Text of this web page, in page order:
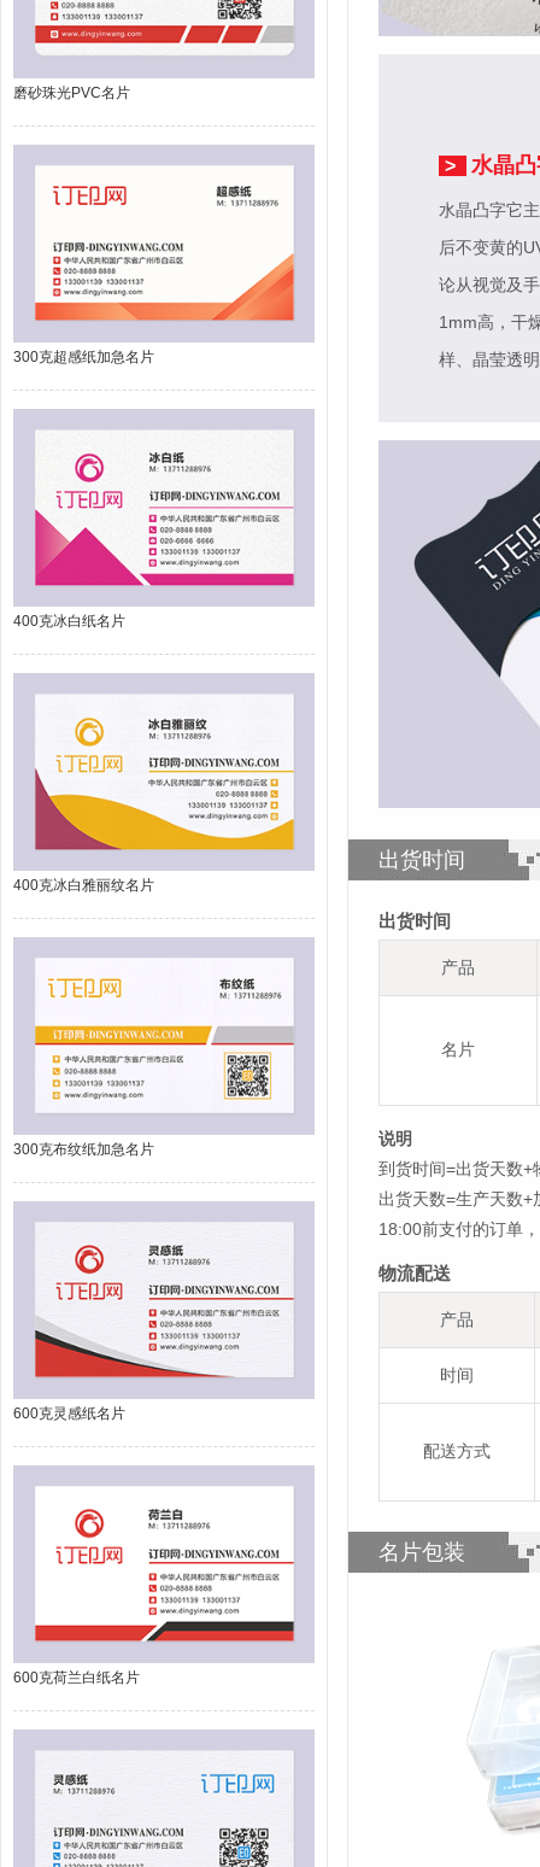
磨砂珠光PVC名片
300克超感纸加急名片
400克冰白纸名片
400克冰白雅丽纹名片
300克布纹纸加急名片
600克灵感纸名片
600克荷兰白纸名片
> 水晶
水晶凸字它
后不变黄的
论从视觉及
1mm高，干
样、晶莹透
出货时间
出货时间
产品
名片
说明
到货时间=出货天数+
出货天数=生产天数
18:00前支付的订单
物流配送
产品
时间
配送方式
名片包装